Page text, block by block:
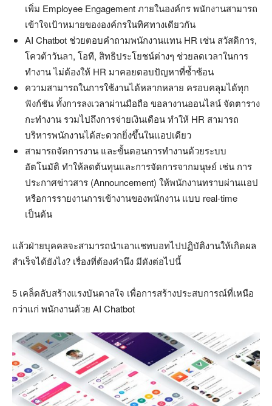
เพิ่ม Employee Engagement ภายในองค์กร พนักงานสามารถ
เข้าใจเป้าหมายขององค์กรในทิศทางเดียวกัน
AI Chatbot ช่วยตอบคำถามพนักงานแทน HR เช่น สวัสดิการ,
โควต้าวันลา, โอที, สิทธิประโยชน์ต่างๆ ช่วยลดเวลาในการ
ทำงาน ไม่ต้องให้ HR มาคอยตอบปัญหาที่ซ้ำซ้อน
ความสามารถในการใช้งานได้หลากหลาย ครอบคลุมได้ทุก
ฟังก์ชัน ทั้งการลงเวลาผ่านมือถือ ขอลางานออนไลน์ จัดตาราง
กะทำงาน รวมไปถึงการจ่ายเงินเดือน ทำให้ HR สามารถ
บริหารพนักงานได้สะดวกยิ่งขึ้นในแอปเดียว
สามารถจัดการงาน และขั้นตอนการทำงานด้วยระบบ
อัตโนมัติ ทำให้ลดต้นทุนและการจัดการจากมนุษย์ เช่น การ
ประกาศข่าวสาร (Announcement) ให้พนักงานทราบผ่านแอป
หรือการรายงานการเข้างานของพนักงาน แบบ real-time
เป็นต้น
แล้วฝ่ายบุคคลจะสามารถนำเอาแชทบอทไปปฏิบัติงานให้เกิดผล
สำเร็จได้ยังไง? เรื่องที่ต้องคำนึง มีดังต่อไปนี้
5 เคล็ดลับสร้างแรงบันดาลใจ เพื่อการสร้างประสบการณ์ที่เหนือ
กว่าแก่ พนักงานด้วย AI Chatbot